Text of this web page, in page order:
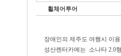
휠체어투어
장애인의 제주도 여행시 이
성산렌터카에는 소나타 2.0